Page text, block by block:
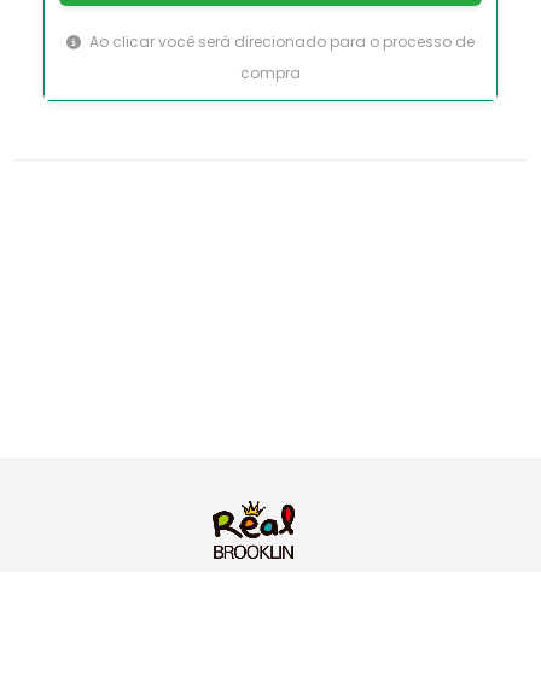
Ao clicar você será direcionado para o processo de
compra